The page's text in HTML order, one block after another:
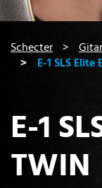
Schecter
E-1 SLS Elite
E-1
TWIN